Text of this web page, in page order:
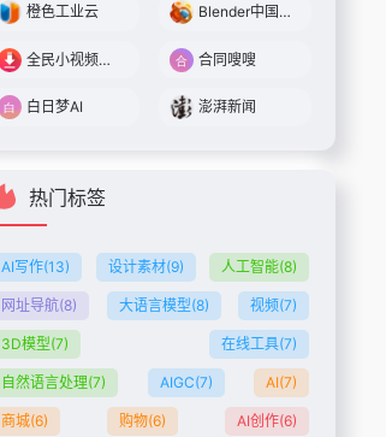
橙色工业云 Blender中国社区
全民小视频解析下载 合同嗖嗖
白日梦AI 澎湃新闻
热门标签
AI写作(13) 设计素材(9) 人工智能(8)
网址导航(8) 大语言模型(8) 视频(7)
3D模型(7) 在线工具(7)
自然语言处理(7) AIGC(7) AI(7)
商城(6) 购物(6) AI创作(6)